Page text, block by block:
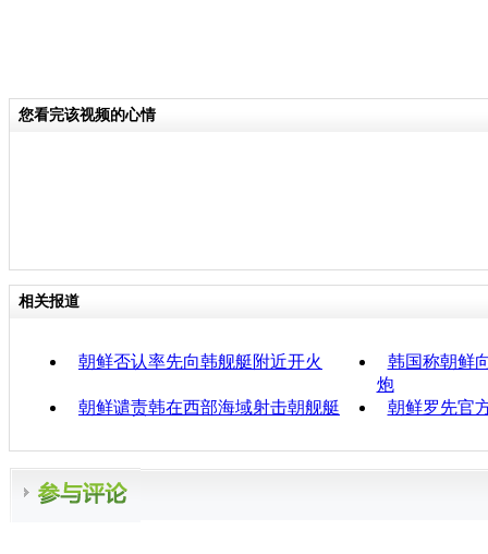
您看完该视频的心情
相关报道
朝鲜否认率先向韩舰艇附近开火
韩国称朝鲜
炮
朝鲜谴责韩在西部海域射击朝舰艇
朝鲜罗先官